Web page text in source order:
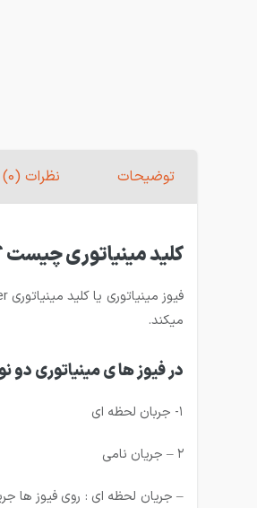
توضیحات نظرات (0)
کلید مینیاتوری چیست
میکند.
در فیوز ها ی مینیاتوری
۱- جربان لحظه ای
۲ – جریان نامی